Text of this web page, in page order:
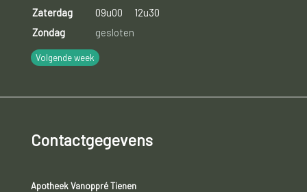
Zaterdag
09u00
12u30
Zondag
gesloten
Volgende week
Contactgegevens
Apotheek Vanoppré Tienen